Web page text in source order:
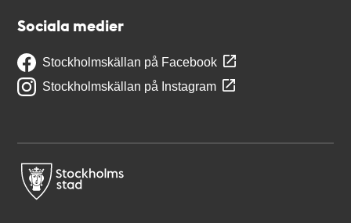
Sociala medier
Stockholmskällan på Facebook
Stockholmskällan på Instagram